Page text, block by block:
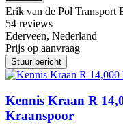
Erik van de Pol Transport
54 reviews
Ederveen, Nederland
Prijs op aanvraag
Stuur bericht
Kennis Kraan R
Kraanspoor